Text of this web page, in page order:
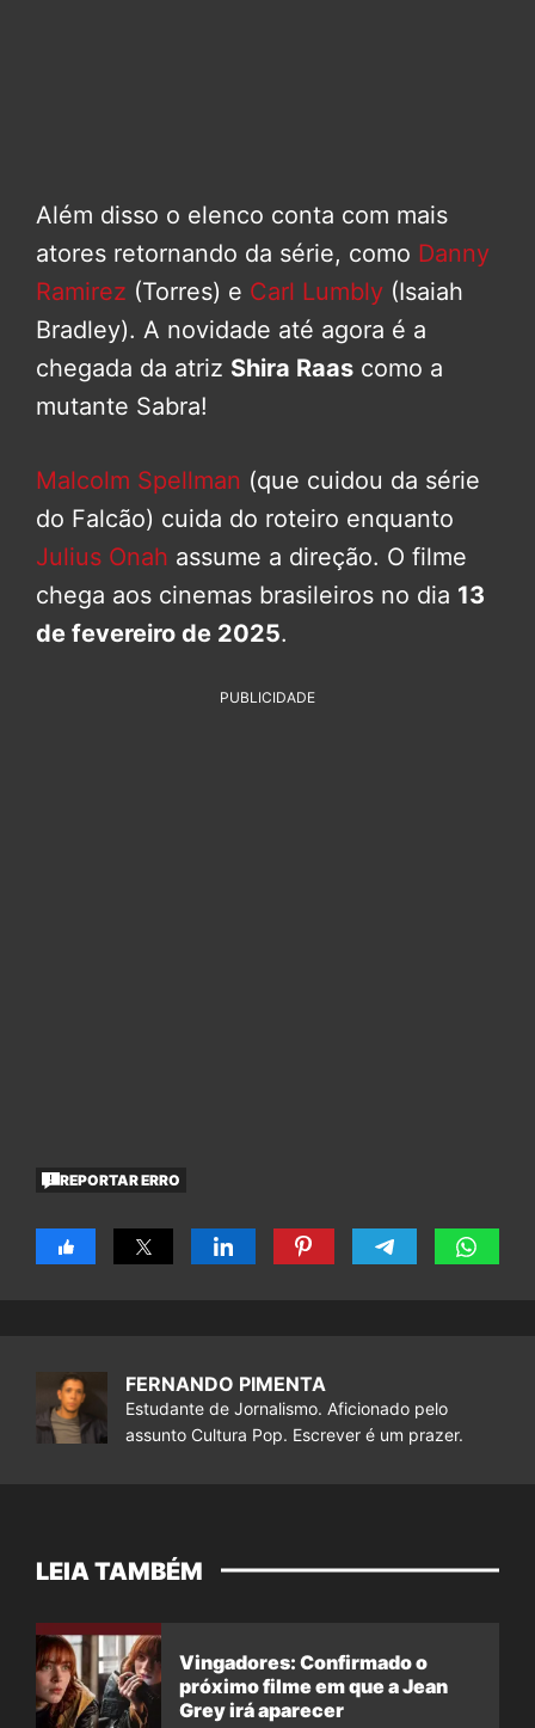
Além disso o elenco conta com mais
atores retornando da série, como Danny
Ramirez (Torres) e Carl Lumbly (Isaiah
Bradley). A novidade até agora é a
chegada da atriz Shira Raas como a
mutante Sabra!
Malcolm Spellman (que cuidou da série
do Falcão) cuida do roteiro enquanto
Julius Onah assume a direção. O filme
chega aos cinemas brasileiros no dia 13
de fevereiro de 2025.
PUBLICIDADE
REPORTAR ERRO
FERNANDO PIMENTA
Estudante de Jornalismo. Aficionado pelo
assunto Cultura Pop. Escrever é um prazer.
LEIA TAMBÉM
Vingadores: Confirmado o
próximo filme em que a Jean
Grey irá aparecer